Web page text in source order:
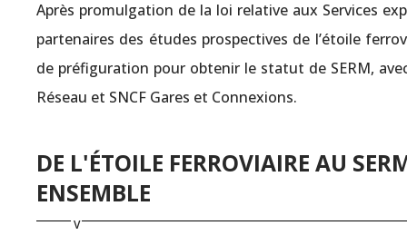
Après promulgation de la loi relative aux Services
partenaires des études prospectives de l’étoile
de préfiguration pour obtenir le statut de SERM,
Réseau et SNCF Gares et Connexions.
DE L'ÉTOILE FERROVIAIRE AU
ENSEMBLE